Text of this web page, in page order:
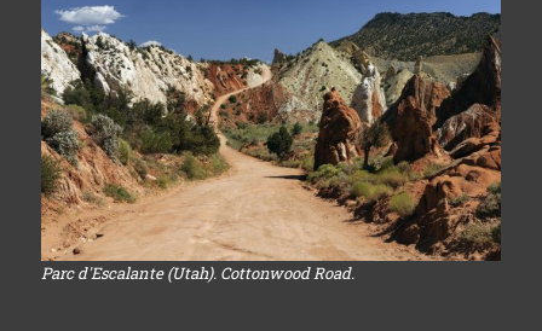
Parc d'Escalante (Utah). Cottonwood Road.